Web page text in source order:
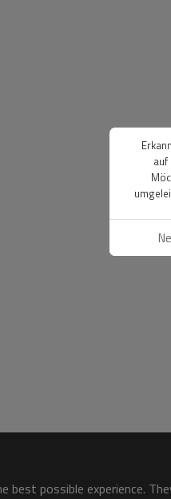
best possible experience.